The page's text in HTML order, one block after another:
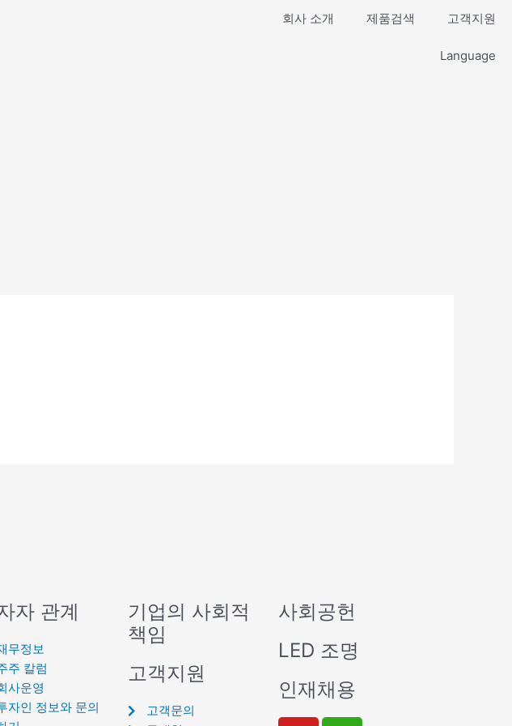
회사 소개 제품검색 고객지원
Language
자 관계
무정보
주 칼럼
사운영
자인 정보와 문의
기업의 사회적
책임
고객지원
고객문의
사회공헌
LED 조명
인재채용